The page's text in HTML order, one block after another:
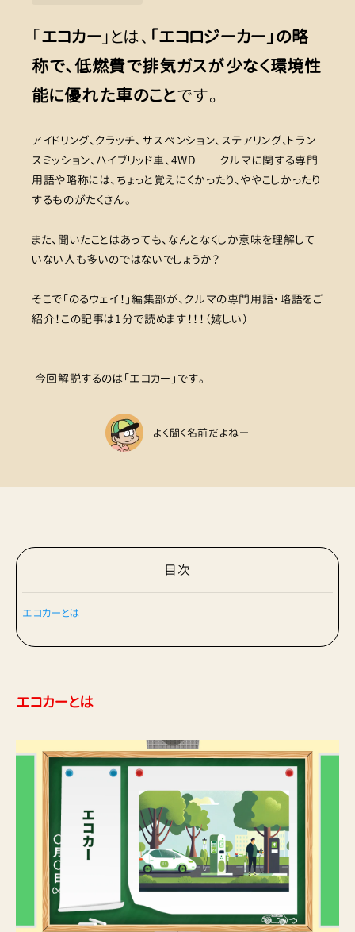
「エコカー」とは、 「エコロジーカー」の略
称で、低燃費で排気ガスが少なく環境性
能に優れた車のことです。
アイドリング、クラッチ、サスペンション、ステアリング、トラン
スミッション、ハイブリッド車、4WD……クルマに関する専門
用語や略称には、ちょっと覚えにくかったり、ややこしかったり
するものがたくさん。
また、聞いたことはあっても、なんとなくしか意味を理解して
いない人も多いのではないでしょうか？
そこで「のるウェイ！」編集部が、クルマの専門用語・略語をご
紹介！この記事は1分で読めます！！！（嬉しい）
今回解説するのは「エコカー」です。
よく聞く名前だよねー
目次
エコカーとは
エコカーとは